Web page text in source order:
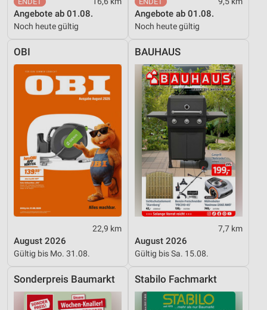
Angebote ab 01.08.
Noch heute gültig
Angebote ab 01.08.
Noch heute gültig
OBI
22,9 km
August 2026
Gültig bis Mo. 31.08.
BAUHAUS
7,7 km
August 2026
Gültig bis Sa. 15.08.
Sonderpreis Baumarkt Stabilo Fachmarkt
Verwendung von Profilen zur Auswahl
Messung der Performance von Inhalten
Analyse von Zielgruppen durch Statistiken oder
Kombinationen von Daten aus verschiedenen
Quellen
Entwicklung und Verbesserung der Angebote
Verwendung reduzierter Daten zur Auswahl von
Inhalten
IAB-Besonderheiten:
Verwendung genauer Standortdaten
Geräte anhand von aktiv angeforderten
Informationen identifizieren
Nicht-IAB-Verarbeitungszwecke:
Notwendig